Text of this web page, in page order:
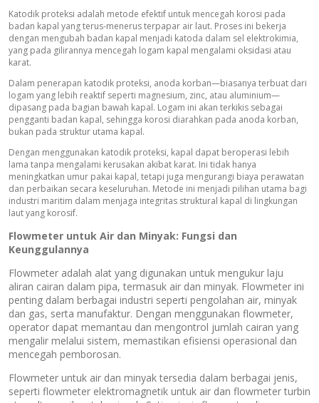
Katodik proteksi adalah metode efektif untuk mencegah korosi pada
badan kapal yang terus-menerus terpapar air laut. Proses ini bekerja
dengan mengubah badan kapal menjadi katoda dalam sel elektrokimia,
yang pada gilirannya mencegah logam kapal mengalami oksidasi atau
karat.
Dalam penerapan katodik proteksi, anoda korban—biasanya terbuat dari
logam yang lebih reaktif seperti magnesium, zinc, atau aluminium—
dipasang pada bagian bawah kapal. Logam ini akan terkikis sebagai
pengganti badan kapal, sehingga korosi diarahkan pada anoda korban,
bukan pada struktur utama kapal.
Dengan menggunakan katodik proteksi, kapal dapat beroperasi lebih
lama tanpa mengalami kerusakan akibat karat. Ini tidak hanya
meningkatkan umur pakai kapal, tetapi juga mengurangi biaya perawatan
dan perbaikan secara keseluruhan. Metode ini menjadi pilihan utama bagi
industri maritim dalam menjaga integritas struktural kapal di lingkungan
laut yang korosif.
Flowmeter untuk Air dan Minyak: Fungsi dan
Keunggulannya
Flowmeter adalah alat yang digunakan untuk mengukur laju
aliran cairan dalam pipa, termasuk air dan minyak. Flowmeter ini
penting dalam berbagai industri seperti pengolahan air, minyak
dan gas, serta manufaktur. Dengan menggunakan flowmeter,
operator dapat memantau dan mengontrol jumlah cairan yang
mengalir melalui sistem, memastikan efisiensi operasional dan
mencegah pemborosan.
Flowmeter untuk air dan minyak tersedia dalam berbagai jenis,
seperti flowmeter elektromagnetik untuk air dan flowmeter turbin